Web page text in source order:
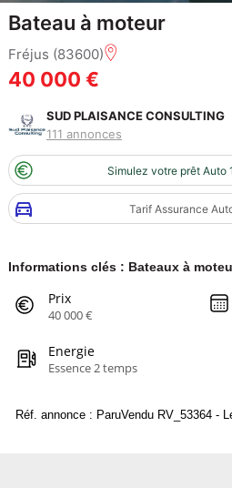
Bateau à moteur
Fréjus (83600)
40 000 €
SUD PLAISANCE CONSULTING
111 annonces
Simulez votre prêt Auto
Tarif Assurance
Informations clés : Bateaux à
Prix
40 000 €
Energie
Essence 2 temps
Réf. annonce : ParuVendu RV_53364 -